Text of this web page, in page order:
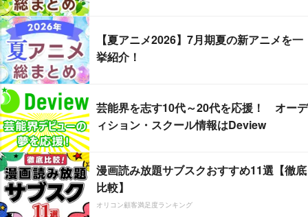
【夏アニメ2026】7月期夏の新アニメを一
挙紹介！
芸能界を志す10代～20代を応援！ オーデ
ィション・スクール情報はDeview
漫画読み放題サブスクおすすめ11選【徹底
比較】
オリコン顧客満足度ランキング